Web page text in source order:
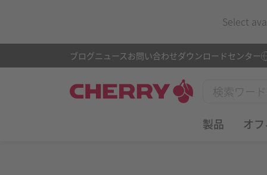
Select
製品 オ
ブログニュース お問い合わせダウンロードセンター